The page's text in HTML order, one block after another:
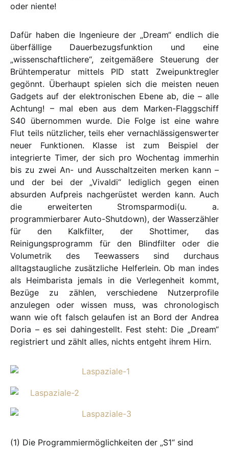
oder niente!
Dafür haben die Ingenieure der „Dream“ endlich die
überfällige Dauerbezugsfunktion und eine
„wissenschaftlichere“, zeitgemäßere Steuerung der
Brühtemperatur mittels PID statt Zweipunktregler
gegönnt. Überhaupt spielen sich die meisten neuen
Gadgets auf der elektronischen Ebene ab, die – alle
Achtung! – mal eben aus dem Marken-Flaggschiff
S40 übernommen wurde. Die Folge ist eine wahre
Flut teils nützlicher, teils eher vernachlässigenswerter
neuer Funktionen. Klasse ist zum Beispiel der
integrierte Timer, der sich pro Wochentag immerhin
bis zu zwei An- und Ausschaltzeiten merken kann –
und der bei der „Vivaldi“ lediglich gegen einen
absurden Aufpreis nachgerüstet werden kann. Auch
die erweiterten Stromsparmodi(u. a.
programmierbarer Auto-Shutdown), der Wasserzähler
für den Kalkfilter, der Shottimer, das
Reinigungsprogramm für den Blindfilter oder die
Volumetrik des Teewassers sind durchaus
alltagstaugliche zusätzliche Helferlein. Ob man indes
als Heimbarista jemals in die Verlegenheit kommt,
Bezüge zu zählen, verschiedene Nutzerprofile
anzulegen oder wissen muss, was chronologisch
wann wie oft falsch gelaufen ist an Bord der Andrea
Doria – es sei dahingestellt. Fest steht: Die „Dream“
registriert und zählt alles, nichts entgeht ihrem Hirn.
(1) Die Programmiermöglichkeiten der „S1“ sind